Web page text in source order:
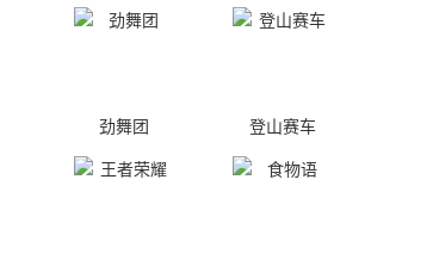
劲舞团 登山赛车